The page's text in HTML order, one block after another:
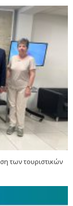
των τουριστικών